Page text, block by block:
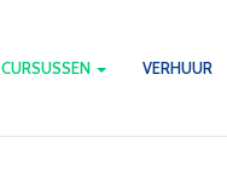
CURSUSSEN VERHUUR